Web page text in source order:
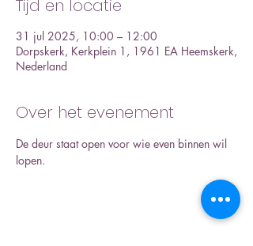
Tijd en locatie
31 jul 2025, 10:00 – 12:00
Dorpskerk, Kerkplein 1, 1961 EA Heemskerk,
Nederland
Over het evenement
De deur staat open voor wie even binnen wil
lopen.